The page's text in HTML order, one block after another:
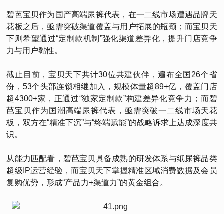
碧芭宝贝作为国产高端尿裤代表，在一二线市场遭遇品牌天
花板之后，亟需突破渠道覆盖与用户拓展的瓶颈；而宝贝天
下则希望通过“定制款机制”强化渠道差异化，提升门店竞争
力与用户黏性。
截止目前，宝贝天下共计30位共建伙伴，遍布全国26个省
份，53个头部连锁相继加入，规模体量超89+亿，覆盖门店
超4300+家，正通过“独家定制款”构建差异化竞争力；而碧
芭宝贝作为国潮高端尿裤代表，亟需突破一二线市场天花
板，双方在“精准下沉”与“终端赋能”的战略诉求上达成深度共
识。
从能力匹配看，碧芭宝贝具备成熟的研发体系与纸尿裤品类
超级IP运营经验，而宝贝天下掌握精准区域消费数据及会员
复购优势，形成“产品力+渠道力”的黄金组合。